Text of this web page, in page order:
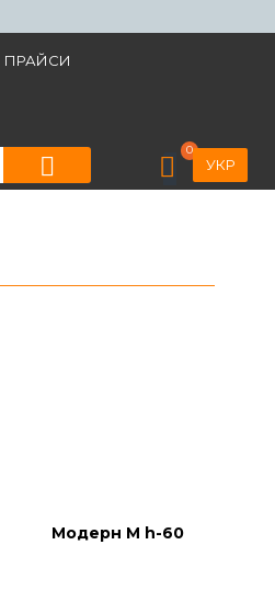
УКР
ПРАЙСИ
0
Модерн М h-60